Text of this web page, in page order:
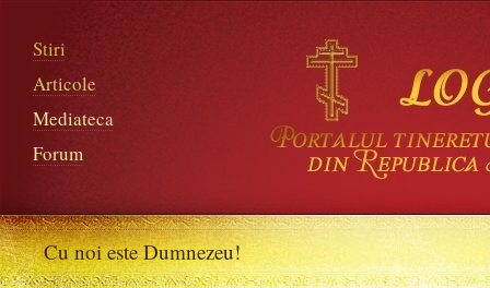
Stiri
Articole
Mediateca
Forum
Cu noi este Dumnezeu!